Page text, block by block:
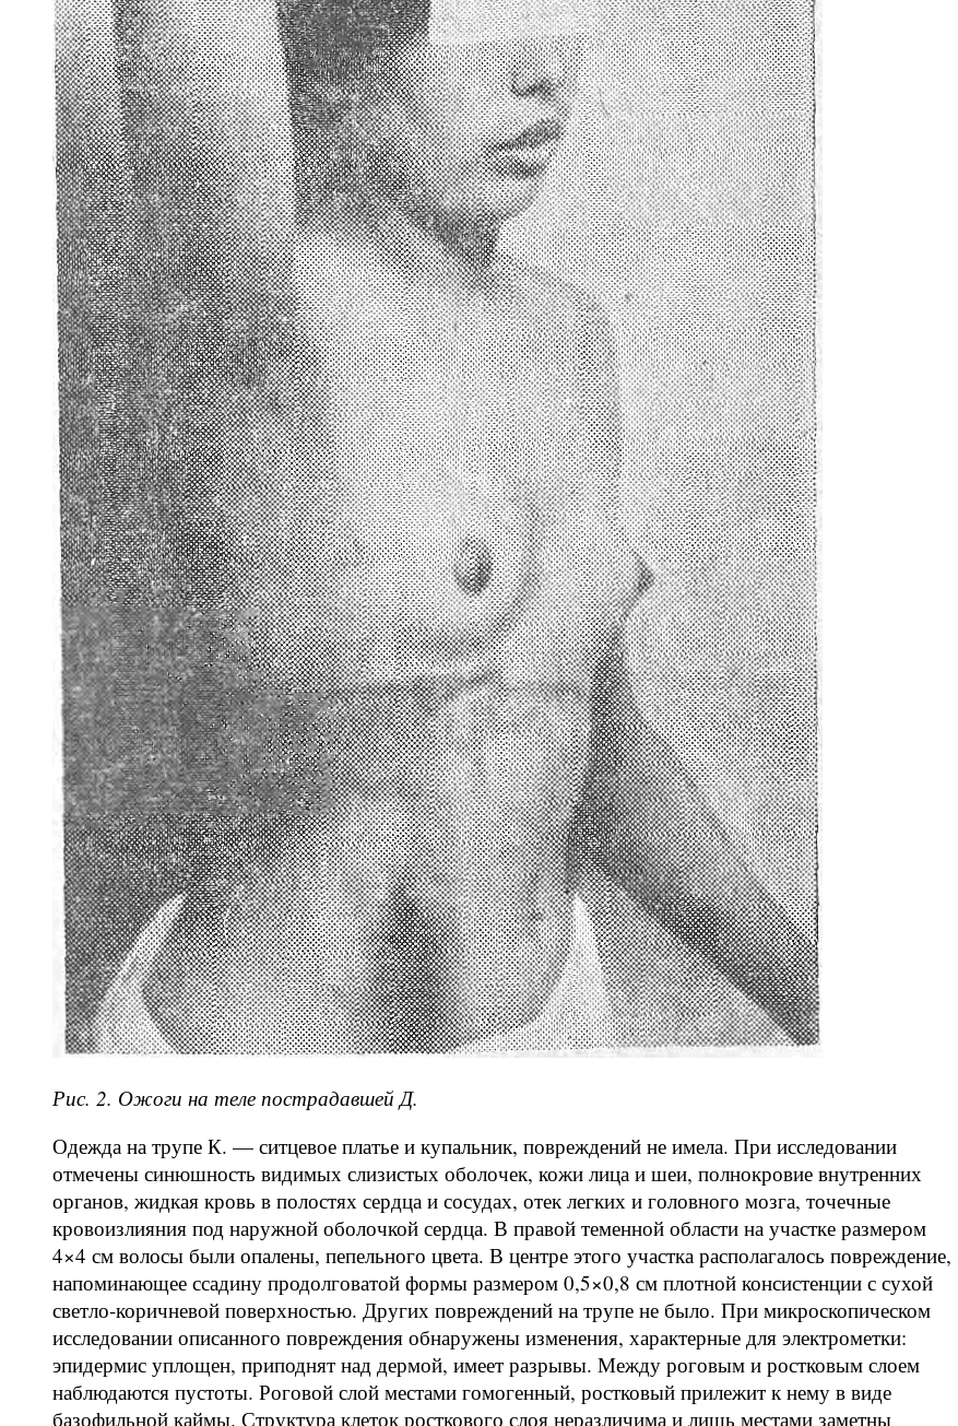
Рис. 2. Ожоги на теле пострадавшей Д.
Одежда на трупе К. — ситцевое платье и купальник, повреждений не имела. При исследовании
отмечены синюшность видимых слизистых оболочек, кожи лица и шеи, полнокровие внутренних
органов, жидкая кровь в полостях сердца и сосудах, отек легких и головного мозга, точечные
кровоизлияния под наружной оболочкой сердца. В правой теменной области на участке размером
4×4 см волосы были опалены, пепельного цвета. В центре этого участка располагалось повреждение,
напоминающее ссадину продолговатой формы размером 0,5×0,8 см плотной консистенции с сухой
светло-коричневой поверхностью. Других повреждений на трупе не было. При микроскопическом
исследовании описанного повреждения обнаружены изменения, характерные для электрометки:
эпидермис уплощен, приподнят над дермой, имеет разрывы. Между роговым и ростковым слоем
наблюдаются пустоты. Роговой слой местами гомогенный, ростковый прилежит к нему в виде
базофильной каймы. Структура клеток росткового слоя неразличима и лишь местами заметны